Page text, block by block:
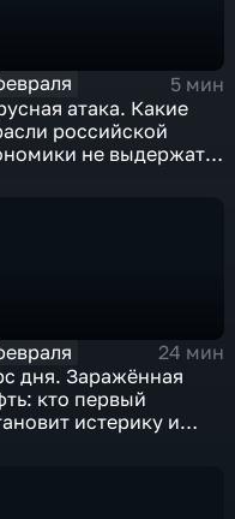
5 мин
атака. Какие
российской
не выдержат
24 мин
дня. Заражённая
кто первый
истерику и